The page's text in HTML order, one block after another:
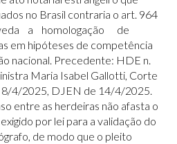
no Brasil contraria o art. 964
a homologação de
em hipóteses de competência
nacional. Precedente: HDE n.
Maria Isabel Gallotti, Corte
8/4/2025, DJEN de 14/4/2025.
entre as herdeiras não afasta o
por lei para a validação do
de modo que o pleito